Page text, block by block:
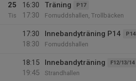
25
Tis
16:30
17:30
Träning P17
Fornuddshallen, Trollbäcken
17:30
18:30
Innebandyträning P14 P14
Fornuddshallen
18:15
19:45
Innebandyträning F12/13/14
Strandhallen